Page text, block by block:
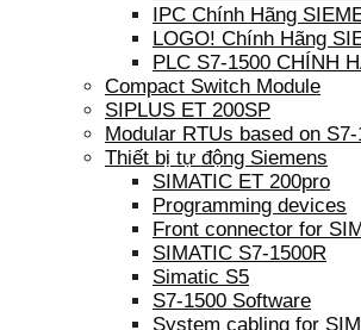
IPC Chính Hãng
LOGO! Chính Hãng
PLC S7-1500 CHÍNH
Compact Switch Module
SIPLUS ET 200SP
Modular RTUs based on S7-
Thiết bị tự động Siemens
SIMATIC ET 200pro
Programming devices
Front connector for
SIMATIC S7-1500R
Simatic S5
S7-1500 Software
System cabling for